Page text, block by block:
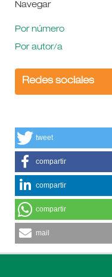
Navegar
Por número
Por autor/a
Redes sociales
tweet
compartir
compartir
compartir
mail